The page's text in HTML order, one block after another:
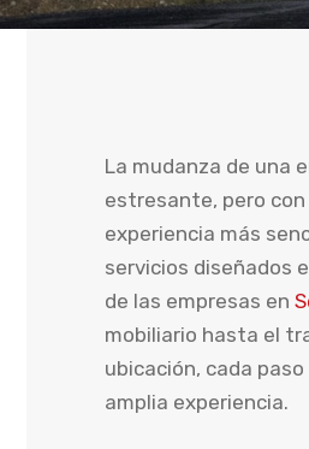
La mudanza de una
estresante, pero
experiencia más
servicios diseñados
de las empresas en
mobiliario hasta el
ubicación, cada
amplia experiencia.